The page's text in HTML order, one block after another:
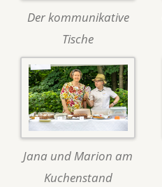
Der kommunikative
Tische
Jana und Marion am
Kuchenstand